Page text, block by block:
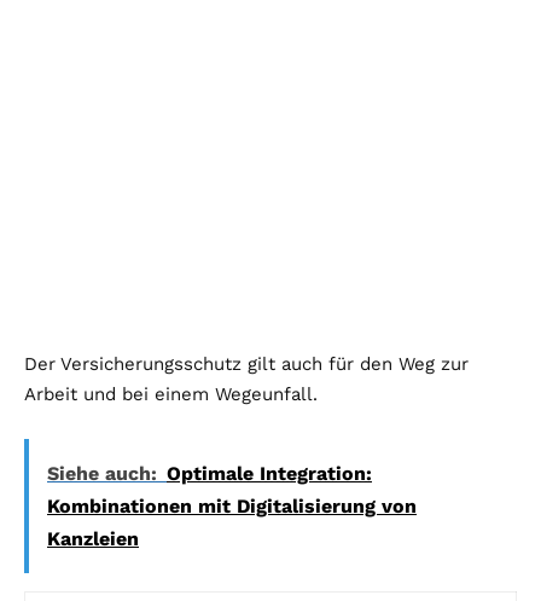
Der Versicherungsschutz gilt auch für den Weg zur
Arbeit und bei einem Wegeunfall.
Siehe auch: Optimale Integration:
Kombinationen mit Digitalisierung von
Kanzleien